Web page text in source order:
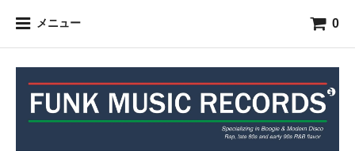
メニュー 0